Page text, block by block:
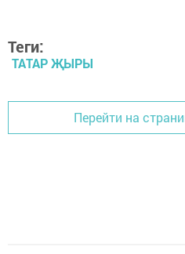
Теги:
ТАТАР ҖЫРЫ
Перейти на